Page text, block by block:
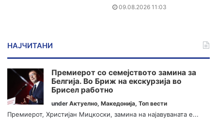
09.08.2026 11:03
НАЈЧИТАНИ
Премиерот со семејството замина за
Белгија. Во Бриж на екскурзија во
Брисел работно
under Актуелно, Македонија, Топ вести
Премиерот, Христијан Мицкоски, замина на најавуваната е...